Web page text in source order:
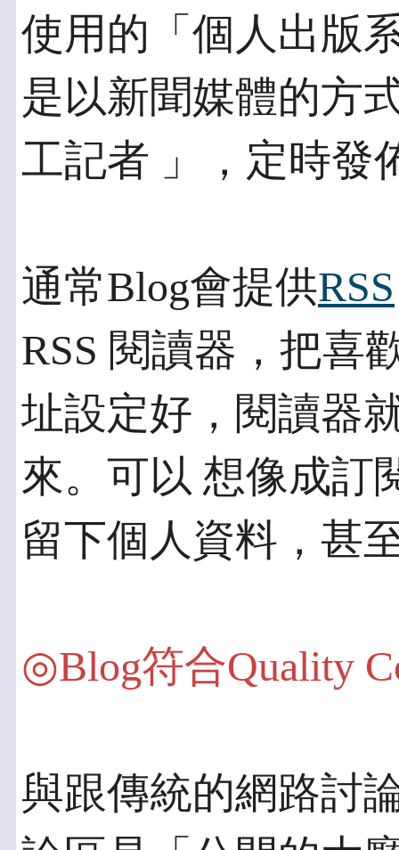
使用的「個人出版
是以新聞媒體的方
工記者 」，定時發
通常Blog會提供RSS
RSS 閱讀器，把喜
址設定好，閱讀器
來。可以 想像成訂
留下個人資料，甚
◎Blog符合Quality
與跟傳統的網路討